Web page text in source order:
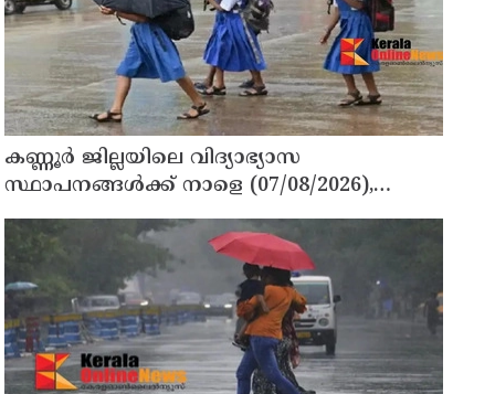
കണ്ണൂർ ജില്ലയിലെ വിദ്യാഭ്യാസ
സ്ഥാപനങ്ങള്‍ക്ക് നാളെ (07/08/2026),
അവധി